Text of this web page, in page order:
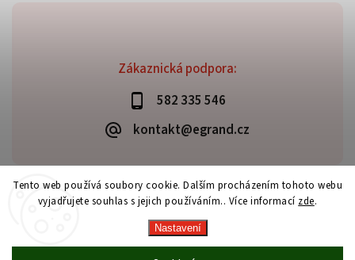
Tento web používá soubory cookie. Dalším procházením tohoto webu
vyjadřujete souhlas s jejich používáním.. Více informací zde.
Nastavení
Zákaznická podpora:
582 335 546
kontakt@egrand.cz
Copyright 2026Grand E-shop. Všechna práva vyhrazena.
VytvořilShoptet| Design